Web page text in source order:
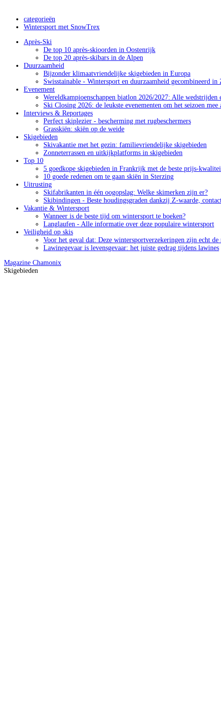
categorieën
Wintersport met SnowTrex
Après-Ski
De top 10 après-skioorden in Oostenrijk
De top 20 après-skibars in de Alpen
Duurzaamheid
Bijzonder klimaatvriendelijke skigebieden in Europa
Swisstainable - Wintersport en duurzaamheid gecombineerd in
Evenement
Wereldkampioenschappen biatlon 2026/2027: Alle wedstrijden
Ski Closing 2026: de leukste evenementen om het seizoen mee
Interviews & Reportages
Perfect skiplezier - bescherming met rugbeschermers
Grasskiën: skiën op de weide
Skigebieden
Skivakantie met het gezin: familievriendelijke skigebieden
Zonneterrassen en uitkijkplatforms in skigebieden
Top 10
5 goedkope skigebieden in Frankrijk met de beste prijs-
10 goede redenen om te gaan skiën in Sterzing
Uitrusting
Skifabrikanten in één oogopslag: Welke skimerken zijn er?
Skibindingen - Beste houdingsgraden dankzij Z-waarde,
Vakantie & Wintersport
Wanneer is de beste tijd om wintersport te boeken?
Langlaufen - Alle informatie over deze populaire wintersport
Veiligheid op skis
Voor het geval dat: Deze wintersportverzekeringen zijn echt de
Lawinegevaar is levensgevaar: het juiste gedrag tijdens lawines
Magazine Chamonix
Skigebieden